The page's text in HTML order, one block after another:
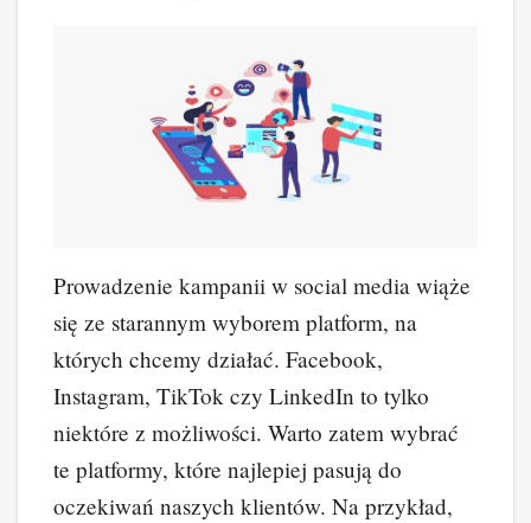
Prowadzenie kampanii w social media wiąże
się ze starannym wyborem platform, na
których chcemy działać. Facebook,
Instagram, TikTok czy LinkedIn to tylko
niektóre z możliwości. Warto zatem wybrać
te platformy, które najlepiej pasują do
oczekiwań naszych klientów. Na przykład,